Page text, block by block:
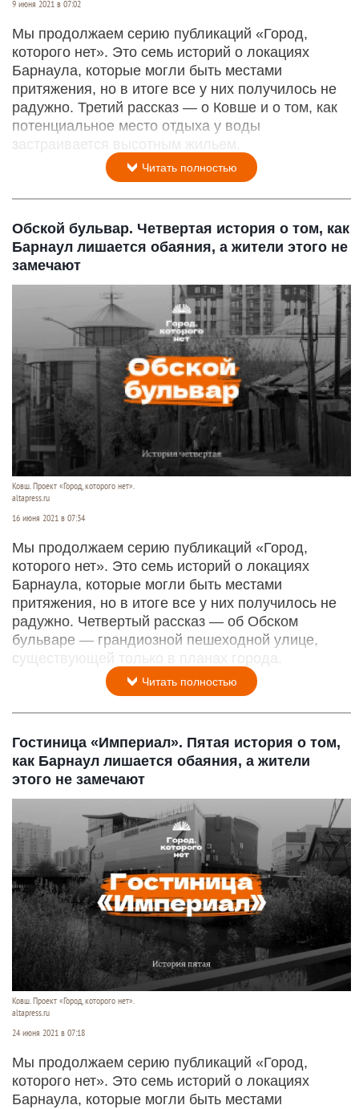
9 июня 2021 в 07:02
Мы продолжаем серию публикаций «Город,
которого нет». Это семь историй о локациях
Барнаула, которые могли быть местами
притяжения, но в итоге все у них получилось не
радужно. Третий рассказ — о Ковше и о том, как
потенциальное место отдыха у воды
застраивается высотным жильем.
Читать полностью
Обской бульвар. Четвертая история о том, как
Барнаул лишается обаяния, а жители этого не
замечают
Ковш. Проект «Город, которого нет».
altapress.ru
16 июня 2021 в 07:34
Мы продолжаем серию публикаций «Город,
которого нет». Это семь историй о локациях
Барнаула, которые могли быть местами
притяжения, но в итоге все у них получилось не
радужно. Четвертый рассказ — об Обском
бульваре — грандиозной пешеходной улице,
существующей только в планах города.
Читать полностью
Гостиница «Империал». Пятая история о том,
как Барнаул лишается обаяния, а жители
этого не замечают
Ковш. Проект «Город, которого нет».
altapress.ru
24 июня 2021 в 07:18
Мы продолжаем серию публикаций «Город,
которого нет». Это семь историй о локациях
Барнаула, которые могли быть местами